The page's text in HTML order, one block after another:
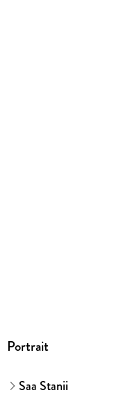
Portrait
Saa Stanii